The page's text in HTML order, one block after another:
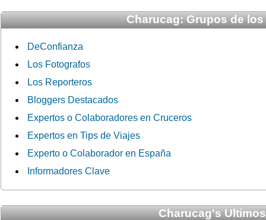
Charucag: Grupos de
DeConfianza
Los Fotografos
Los Reporteros
Bloggers Destacados
Expertos o Colaboradores en Cruceros
Expertos en Tips de Viajes
Experto o Colaborador en España
Informadores Clave
Charucag's